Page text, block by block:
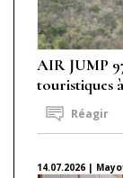
AIR JUMP
touristiques
Réagir
14.07.2026 |